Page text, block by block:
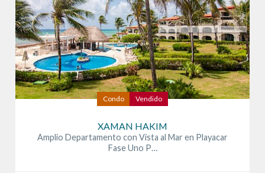
Condo Vendido
XAMAN HAKIM
Amplio Departamento con Vista al Mar en Playacar
Fase Uno P…